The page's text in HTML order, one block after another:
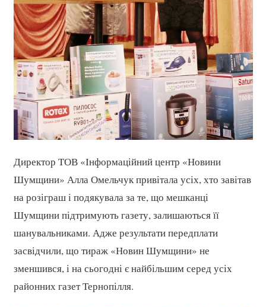
Директор ТОВ «Інформаційний центр «Новини
Шумщини» Алла Омельчук привітала усіх, хто завітав
на розіграш і подякувала за те, що мешканці
Шумщини підтримують газету, залишаються її
шанувальниками. Адже результати передплати
засвідчили, що тираж «Новин Шумщини» не
зменшився, і на сьогодні є найбільшим серед усіх
районних газет Тернопілля.